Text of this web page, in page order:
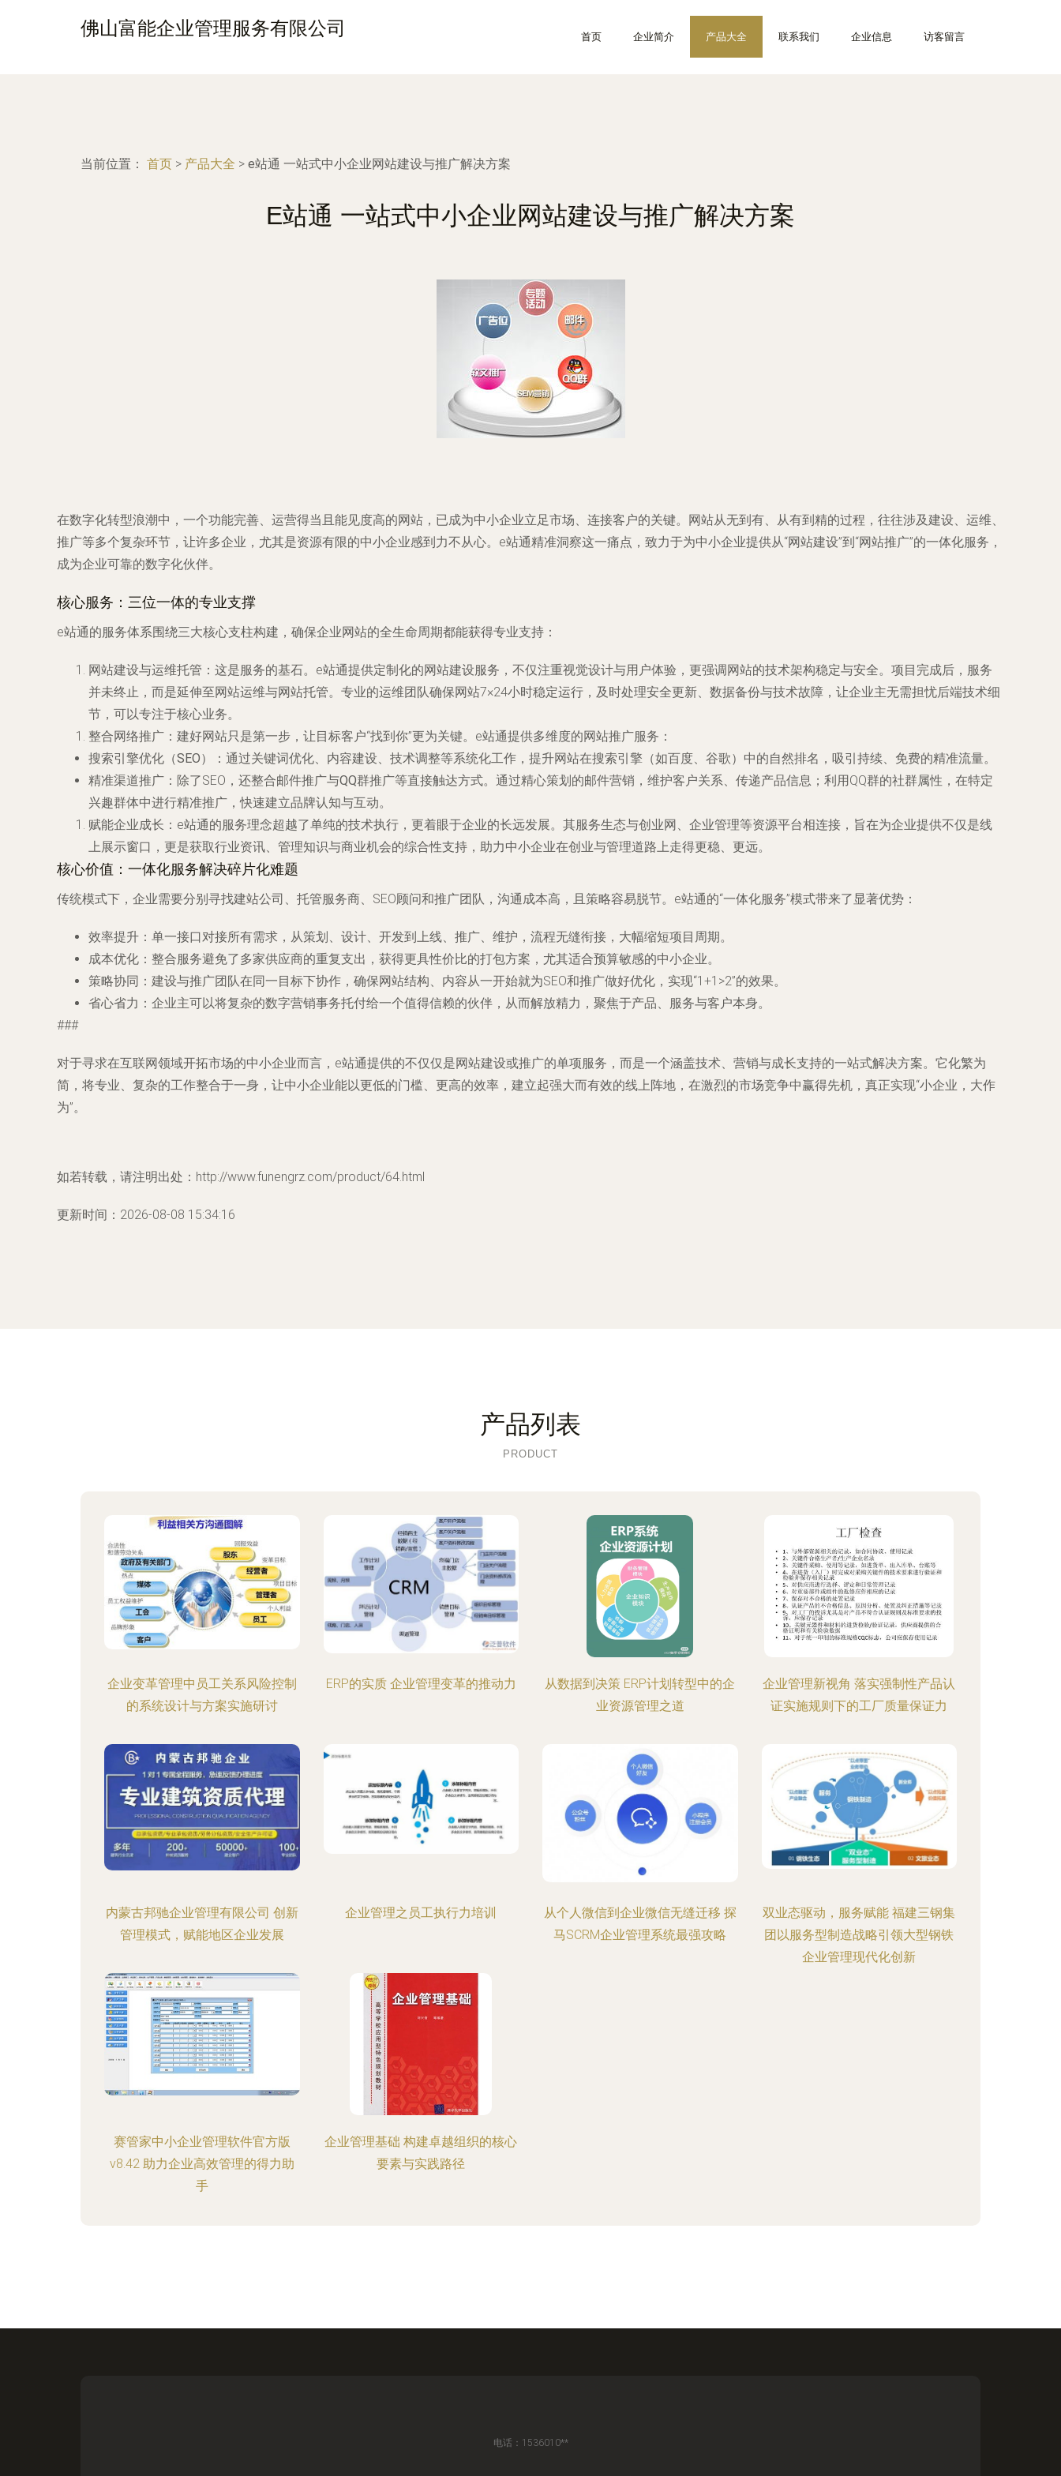
佛山富能企业管理服务有限公司 首页 企业简介 产品大全 联系我们 企业信息 访客留言
当前位置： 首页 > 产品大全 > e站通 一站式中小企业网站建设与推广解决方案
E站通 一站式中小企业网站建设与推广解决方案
在数字化转型浪潮中，一个功能完善、运营得当且能见度高的网站，已成为中小企业立足市场、连接客户的关键。网站从无到有、从有到精的过程，往往涉及建设、运维、
推广等多个复杂环节，让许多企业，尤其是资源有限的中小企业感到力不从心。e站通精准洞察这一痛点，致力于为中小企业提供从“网站建设”到“网站推广”的一体化服务，
成为企业可靠的数字化伙伴。
核心服务：三位一体的专业支撑
e站通的服务体系围绕三大核心支柱构建，确保企业网站的全生命周期都能获得专业支持：
网站建设与运维托管 ：这是服务的基石。e站通提供定制化的网站建设服务，不仅注重视觉设计与用户体验，更强调网站的技术架构稳定与安全。项目完成后，服务
并未终止，而是延伸至网站运维与网站托管。专业的运维团队确保网站7×24小时稳定运行，及时处理安全更新、数据备份与技术故障，让企业主无需担忧后端技术细
节，可以专注于核心业务。
整合网络推广 ：建好网站只是第一步，让目标客户“找到你”更为关键。e站通提供多维度的网站推广服务：
搜索引擎优化（SEO）
：通过关键词优化、内容建设、技术调整等系统化工作，提升网站在搜索引擎（如百度、谷歌）中的自然排名，吸引持续、免费的精准流量。
精准渠道推广 ：除了SEO，还整合邮件推广与QQ群推广等直接触达方式。通过精心策划的邮件营销，维护客户关系、传递产品信息；利用QQ群的社群属性，在特定
兴趣群体中进行精准推广，快速建立品牌认知与互动。
赋能企业成长 ：e站通的服务理念超越了单纯的技术执行，更着眼于企业的长远发展。其服务生态与创业网、 企业管理等资源平台相连接，旨在为企业提供不仅是线
上展示窗口，更是获取行业资讯、管理知识与商业机会的综合性支持，助力中小企业在创业与管理道路上走得更稳、更远。
核心价值：一体化服务解决碎片化难题
传统模式下，企业需要分别寻找建站公司、托管服务商、SEO顾问和推广团队，沟通成本高，且策略容易脱节。e站通的“一体化服务”模式带来了显著优势：
效率提升 ：单一接口对接所有需求，从策划、设计、开发到上线、推广、维护，流程无缝衔接，大幅缩短项目周期。
成本优化 ：整合服务避免了多家供应商的重复支出，获得更具性价比的打包方案，尤其适合预算敏感的中小企业。
策略协同 ：建设与推广团队在同一目标下协作，确保网站结构、内容从一开始就为SEO和推广做好优化，实现“1+1>2”的效果。
省心省力 ：企业主可以将复杂的数字营销事务托付给一个值得信赖的伙伴，从而解放精力，聚焦于产品、服务与客户本身。
###
对于寻求在互联网领域开拓市场的中小企业而言，e站通提供的不仅仅是网站建设或推广的单项服务，而是一个涵盖技术、营销与成长支持的一站式解决方案。它化繁为
简，将专业、复杂的工作整合于一身，让中小企业能以更低的门槛、更高的效率，建立起强大而有效的线上阵地，在激烈的市场竞争中赢得先机，真正实现“小企业，大作
为”。
如若转载，请注明出处：http://www.funengrz.com/product/64.html
更新时间：2026-08-08 15:34:16
产品列表
PRODUCT
企业变革管理中员工关系风险控制
的系统设计与方案实施研讨
ERP的实质 企业管理变革的推动力
从数据到决策 ERP计划转型中的企
业资源管理之道
企业管理新视角 落实强制性产品认
证实施规则下的工厂质量保证力
内蒙古邦驰企业管理有限公司 创新
管理模式，赋能地区企业发展
企业管理之员工执行力培训
从个人微信到企业微信无缝迁移 探
马SCRM企业管理系统最强攻略
双业态驱动，服务赋能 福建三钢集
团以服务型制造战略引领大型钢铁
企业管理现代化创新
赛管家中小企业管理软件官方版
v8.42 助力企业高效管理的得力助
手
企业管理基础 构建卓越组织的核心
要素与实践路径
电话：1536010**